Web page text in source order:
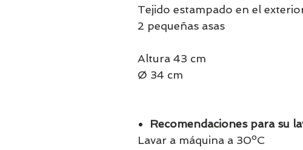
Tejido estampado en el
2 pequeñas asas
Altura 43 cm
Ø 34 cm
Recomendaciones para su
Lavar a máquina a 30ºC